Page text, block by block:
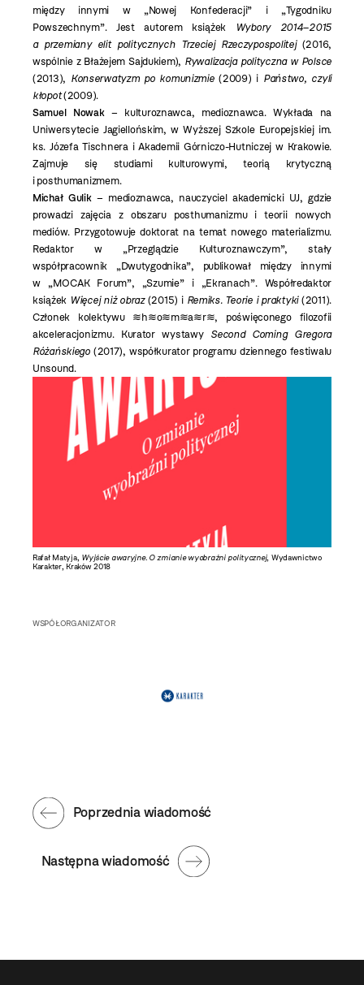
między innymi w „Nowej Konfederacji” i „Tygodniku
Powszechnym”. Jest autorem książek
Wybory 2014–2015
a przemiany elit politycznych Trzeciej Rzeczypospolitej(2016,
wspólnie z Błażejem Sajdukiem), Rywalizacja polityczna w Polsce
(2013), Konserwatyzm po komunizmie(2009) i Państwo, czyli
kłopot(2009).
Samuel Nowak– kulturoznawca, medioznawca. Wykłada na
Uniwersytecie Jagiellońskim, w Wyższej Szkole Europejskiej im.
ks. Józefa Tischnera i Akademii Górniczo-Hutniczej w Krakowie.
Zajmuje się studiami kulturowymi, teorią krytyczną
i posthumanizmem.
Michał Gulik– medioznawca, nauczyciel akademicki UJ, gdzie
prowadzi zajęcia z obszaru posthumanizmu i teorii nowych
mediów. Przygotowuje doktorat na temat nowego materializmu.
Redaktor w „Przeglądzie Kulturoznawczym”, stały
współpracownik „Dwutygodnika”, publikował między innymi
w „MOCAK Forum”, „Szumie” i „Ekranach”. Współredaktor
książek Więcej niż obraz(2015) i Remiks. Teorie i praktyki(2011).
Członek kolektywu ≋h≋o≋m≋a≋r≋, poświęconego filozofii
akceleracjonizmu. Kurator wystawy Second Coming Gregora
Różańskiego(2017), współkurator programu dziennego festiwalu
Unsound.
Rafał Matyja, Wyjście awaryjne. O zmianie wyobraźni politycznej, Wydawnictwo
Karakter, Kraków 2018
WSPÓŁORGANIZATOR
Następna wiadomość
Poprzednia wiadomość